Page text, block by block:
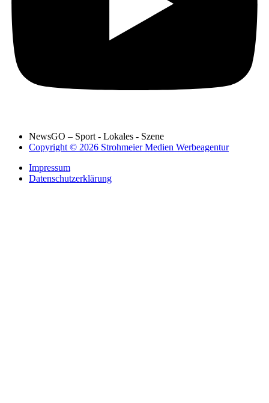
NewsGO – Sport - Lokales - Szene
Copyright © 2026 Strohmeier Medien Werbeagentur
Impressum
Datenschutzerklärung